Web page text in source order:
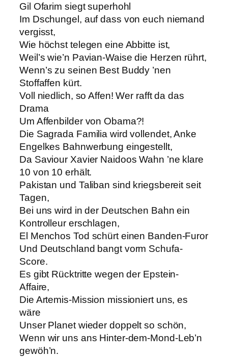
Gil Ofarim siegt superhohl
Im Dschungel, auf dass von euch niemand
vergisst,
Wie höchst telegen eine Abbitte ist,
Weil’s wie’n Pavian-Waise die Herzen rührt,
Wenn’s zu seinen Best Buddy ’nen
Stoffaffen kürt.
Voll niedlich, so Affen! Wer rafft da das
Drama
Um Affenbilder von Obama?!
Die Sagrada Familia wird vollendet, Anke
Engelkes Bahnwerbung eingestellt,
Da Saviour Xavier Naidoos Wahn ’ne klare
10 von 10 erhält.
Pakistan und Taliban sind kriegsbereit seit
Tagen,
Bei uns wird in der Deutschen Bahn ein
Kontrolleur erschlagen,
El Menchos Tod schürt einen Banden-Furor
Und Deutschland bangt vorm Schufa-
Score.
Es gibt Rücktritte wegen der Epstein-
Affaire,
Die Artemis-Mission missioniert uns, es
wäre
Unser Planet wieder doppelt so schön,
Wenn wir uns ans Hinter-dem-Mond-Leb’n
gewöh’n.